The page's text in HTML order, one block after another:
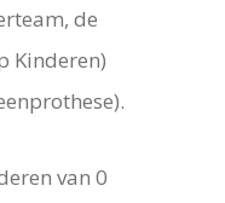
de
Kinderen)
van 0